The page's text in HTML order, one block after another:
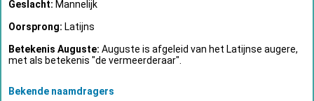
Geslacht: Mannelijk
Oorsprong: Latijns
Betekenis Auguste: Auguste is afgeleid van het Latijnse augere,
met als betekenis "de vermeerderaar".
Bekende naamdragers